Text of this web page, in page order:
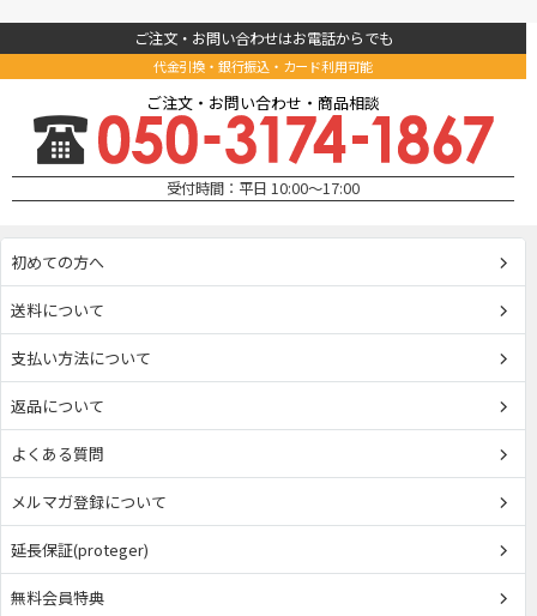
ご注文・お問い合わせはお電話からでも
代金引換・銀行振込・カード利用可能
ご注文・お問い合わせ・商品相談
受付時間：平日 10:00～17:00
初めての方へ
送料について
支払い方法について
返品について
よくある質問
メルマガ登録について
延長保証(proteger)
無料会員特典